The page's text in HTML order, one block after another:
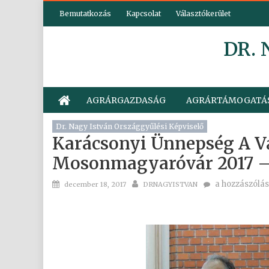
Bemutatkozás Kapcsolat Választókerület
DR.
AGRÁRGAZDASÁG
Dr. Nagy István Országgyűlési Képviselő
Karácsonyi Ünnepség A
Mosonmagyaróvár 2017
Posted
december 18, 2017 Author
DRNAGYISTVAN
Karácsonyi
–
2017
a